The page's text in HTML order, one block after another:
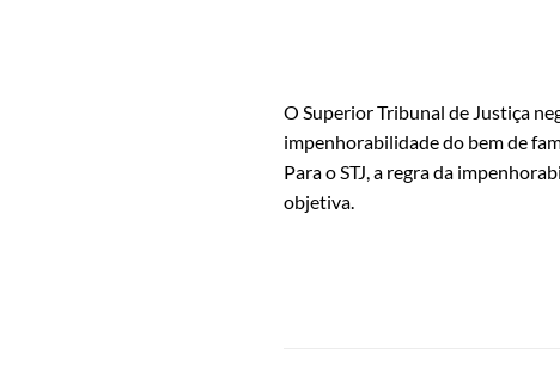
O Superior Tribunal de Justiça
impenhorabilidade do bem de
Para o STJ, a regra da
objetiva.